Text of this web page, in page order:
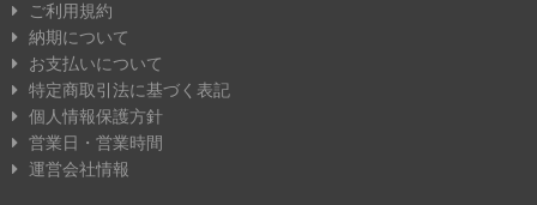
ご利用規約
納期について
お支払いについて
特定商取引法に基づく表記
個人情報保護方針
営業日・営業時間
運営会社情報